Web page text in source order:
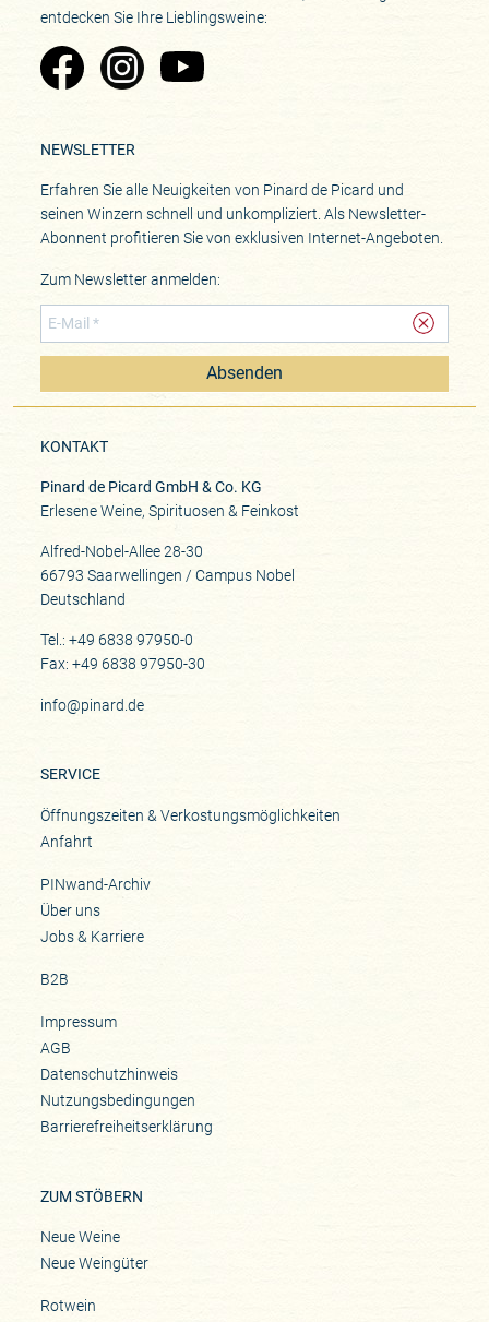
entdecken Sie Ihre Lieblingsweine:
Zu Pinard's Facebook-Seite
Zu Pinard's Instagram-Seite
Zu Pinard's YouTube-Seite
NEWSLETTER
Erfahren Sie alle Neuigkeiten von Pinard de Picard und
seinen Winzern schnell und unkompliziert. Als Newsletter-
Abonnent profitieren Sie von exklusiven Internet-Angeboten.
Zum Newsletter anmelden:
Absenden
KONTAKT
Pinard de Picard GmbH & Co. KG
Erlesene Weine, Spirituosen & Feinkost
Alfred-Nobel-Allee 28-30
66793 Saarwellingen / Campus Nobel
Deutschland
Tel.: +49 6838 97950-0
Fax: +49 6838 97950-30
info@pinard.de
SERVICE
Öffnungszeiten & Verkostungsmöglichkeiten
Anfahrt
PINwand-Archiv
Über uns
Jobs & Karriere
B2B
Impressum
AGB
Datenschutzhinweis
Nutzungsbedingungen
Barrierefreiheitserklärung
ZUM STÖBERN
Neue Weine
Neue Weingüter
Rotwein